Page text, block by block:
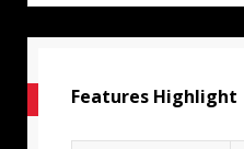
Features Highlight